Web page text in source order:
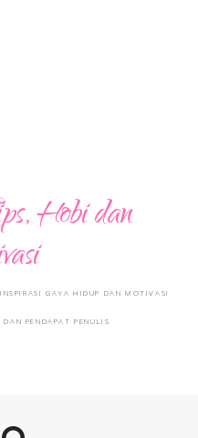
Hobi dan
GAYA HIDUP DAN MOTIVASI
DAN PENDAPAT PENULIS